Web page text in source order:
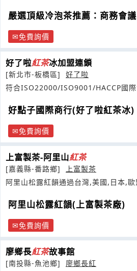
嚴選頂級冷泡茶推薦：商務會
免費詢價
好了啦紅茶冰加盟連鎖
[新北市-板橋區]
好了啦
符合ISO22000/ISO9001/HACCP國際
好點子國際商行(好了啦紅茶冰)
免費詢價
上富製茶-阿里山紅茶
[嘉義縣-番路鄉]
上富製茶
阿里山松露紅韻通過台灣,美國,日本,
阿里山松露紅韻(上富製茶廠)
免費詢價
廖鄉長紅茶故事館
[南投縣-魚池鄉]
廖鄉長紅